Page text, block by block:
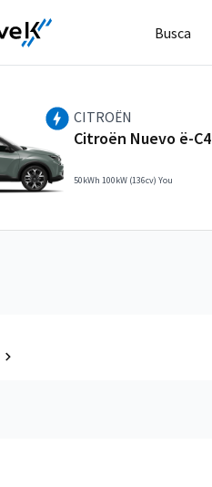
Busca
CITROËN
Citroën Nuevo ë-C4
50kWh 100kW (136cv) You